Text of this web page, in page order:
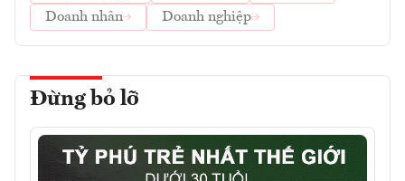
Doanh nhân
Doanh nghiệp
Đừng bỏ lỡ